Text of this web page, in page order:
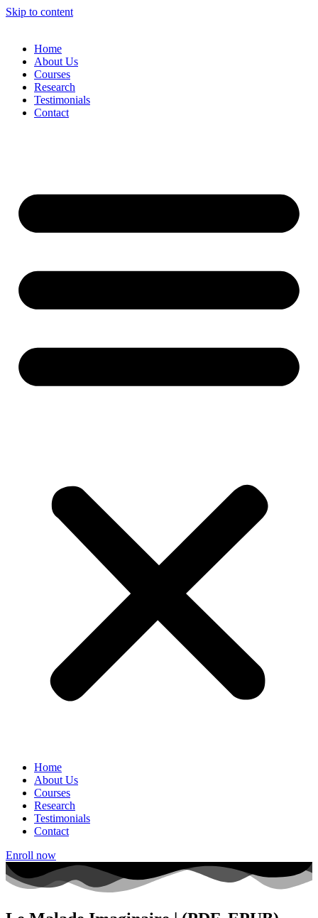
Skip to content
Home
About Us
Courses
Research
Testimonials
Contact
Home
About Us
Courses
Research
Testimonials
Contact
Enroll now